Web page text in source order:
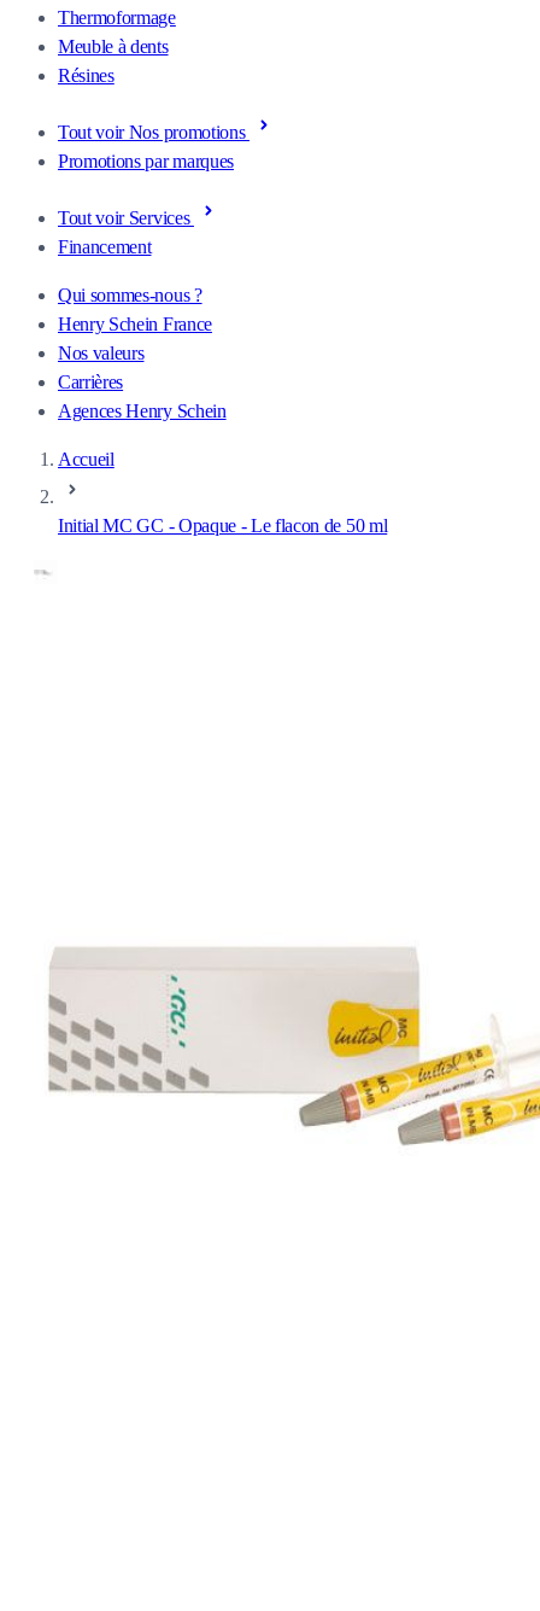
Thermoformage
Meuble à dents
Résines
Tout voir Nos promotions
Promotions par marques
Tout voir Services
Financement
Qui sommes-nous ?
Henry Schein France
Nos valeurs
Carrières
Agences Henry Schein
Accueil
Initial MC GC - Opaque - Le flacon de 50 ml